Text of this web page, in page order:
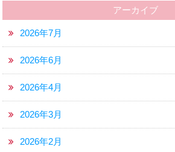
アーカイブ
2026年7月
2026年6月
2026年4月
2026年3月
2026年2月